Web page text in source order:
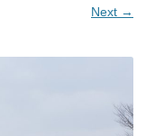
Next →